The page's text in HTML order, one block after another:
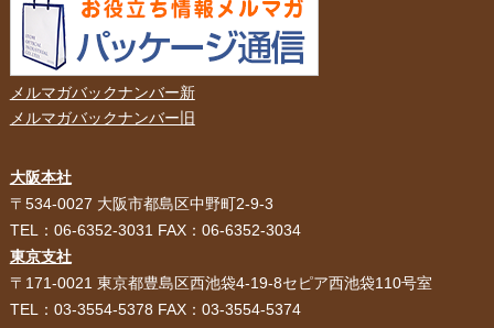
サービス紹介 お客様の声
紙袋・手提げ袋
メルマガバックナンバー新
メルマガバックナンバー旧
大阪本社
〒534-0027 大阪市都島区中野町2-9-3
TEL：06-6352-3031 FAX：06-6352-3034
東京支社
〒171-0021 東京都豊島区西池袋4-19-8セピア西池袋110号室
TEL：03-3554-5378 FAX：03-3554-5374